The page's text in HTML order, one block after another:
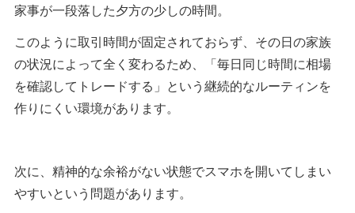
家事が一段落した夕方の少しの時間。
このように取引時間が固定されておらず、その日の家族
の状況によって全く変わるため、「毎日同じ時間に相場
を確認してトレードする」という継続的なルーティンを
作りにくい環境があります。
次に、精神的な余裕がない状態でスマホを開いてしまい
やすいという問題があります。